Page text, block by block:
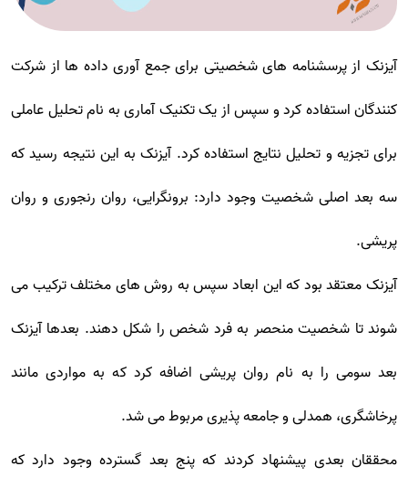
آیزنک از پرسشنامه های شخصیتی برای جمع آوری داده ها از شرکت
کنندگان استفاده کرد و سپس از یک تکنیک آماری به نام تحلیل عاملی
برای تجزیه و تحلیل نتایج استفاده کرد. آیزنک به این نتیجه رسید که
سه بعد اصلی شخصیت وجود دارد: برونگرایی، روان رنجوری و روان
پریشی.
آیزنک معتقد بود که این ابعاد سپس به روش های مختلف ترکیب می
شوند تا شخصیت منحصر به فرد شخص را شکل دهند. بعدها آیزنک
بعد سومی را به نام روان پریشی اضافه کرد که به مواردی مانند
پرخاشگری، همدلی و جامعه پذیری مربوط می شد.
محققان بعدی پیشنهاد کردند که پنج بعد گسترده وجود دارد که